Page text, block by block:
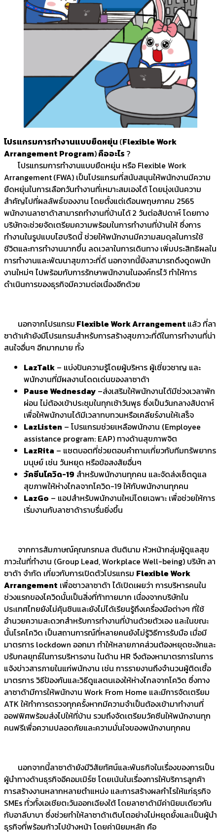
โปรแกรมการทำงานแบบยืดหยุ่น (Flexible Work
Arrangement Program)คืออะไร ?
โปรแกรมการทำงานแบบยืดหยุ่น หรือ Flexible Work
Arrangement(FWA) เป็นโปรแกรมที่สนับสนุนให้พนักงานมีความ
ยืดหยุ่นในการเลือกวันทำงานที่เหมาะสมเองได้ โดยมุ่งเน้นความ
สำคัญไปที่ผลลัพธ์ของงาน โดยตั้งแต่เดือนพฤษภาคม 2565
พนักงานลาซาด้าสามารถทำงานที่บ้านได้2 วันต่อสัปดาห์ โดยทาง
บริษัทจะช่วยจัดเตรียมความพร้อมในการทำงานที่บ้านให้ ซึ่งการ
ทำงานในรูปแบบไฮบริดนี้ ช่วยให้พนักงานมีความสมดุลในการใช้
ชีวิตและการทำงานมากขึ้น ลดเวลาในการเดินทาง เพิ่มประสิทธิผลใน
การทำงานและพัฒนาสุขภาวะที่ดี นอกจากนี้ยังสามารถดึงดูดพนัก
งานใหม่ๆ ไปพร้อมกับการรักษาพนักงานในองค์กรไว้ ทำให้การ
ดำเนินการของธุรกิจมีความต่อเนื่องอีกด้วย
นอกจากโปรแกรม Flexible Work Arrangement แล้ว ที่ลา
ซาด้าเค้ายังมีโปรแกรมสำหรับการสร้างสุขภาวะที่ดีในการทำงานที่น่า
สนใจอื่นๆ อีกมากมาย ทั้ง
LazTalk – แบ่งปันความรู้โดยผู้บริหาร ผู้เชี่ยวชาญ และ
พนักงานที่มีผลงานโดดเด่นของลาซาด้า
Pause Wednesday –ส่งเสริมให้พนักงานได้มีช่วงเวลาพัก
ผ่อน ไม่ต้องเข้าประชุมในทุกเช้าวันพุธ ซึ่งเป็นวันกลางสัปดาห์
เพื่อให้พนักงานได้มีเวลาทบทวนหรือเคลียร์งานให้เสร็จ
LazListen – โปรแกรมช่วยเหลือพนักงาน (Employee
assistance program: EAP) ทางด้านสุขภาพจิต
LazRita – แชตบอตที่ช่วยตอบคำถามเกี่ยวกับทีมทรัพยากร
มนุษย์ เช่น วันหยุด หรือข้อสงสัยอื่นๆ
วัคซีนโควิด-19 สำหรับพนักงานทุกคน และจัดส่งเซ็ตดูแล
สุขภาพให้ห่างไกลจากโควิด-19 ให้กับพนักงานทุกคน
LazGo – แอปสำหรับพนักงานใหม่โดยเฉพาะ เพื่อช่วยให้การ
เริ่มงานกับลาซาด้าราบรื่นยิ่งขึ้น
จากการสัมภาษณ์คุณกรกมล ตันตินาม หัวหน้ากลุ่มผู้ดูแลสุข
ภาวะในที่ทำงาน (Group Lead, Workplace Well-being) บริษัท ลา
ซาด้า จำกัด เกี่ยวกับการเปิดตัวโปรแกรม Flexible Work
Arrangement เพื่อชาวลาซาด้า ได้เปิดเผยว่า การบริหารคนใน
ช่วงแรกของโควิดนั้นเป็นสิ่งที่ท้าทายมาก เนื่องจากบริษัทใน
ประเทศไทยยังไม่คุ้นชินและยังไม่ได้เรียนรู้ถึงเครื่องมือต่างๆ ที่ใช้
อำนวยความสะดวกสำหรับการทำงานที่บ้านด้วยตัวเอง และในขณะ
นั้นโรคโควิด เป็นสถานการณ์ที่หลายคนยังไม่รู้วิธีการรับมือ เมื่อมี
มาตรการ lockdown ออกมา ทำให้หลายภาคส่วนต้องหยุดชะงักและ
ปรับกลยุทธ์ในการบริหารงาน ในด้าน HR จึงต้องหามาตรการในการ
แจ้งข่าวสารภายในแก่พนักงาน เช่น การรายงานถึงจำนวนผู้ติดเชื้อ
มาตรการ วิธีป้องกันและวิธีดูแลตนเองให้ห่างไกลจากโควิด ซึ่งทาง
ลาซาด้ามีการให้พนักงาน Work From Home และมีการจัดเตรียม
ATK ให้ทำการตรวจทุกครั้งหากมีความจำเป็นต้องเข้ามาทำงานที่
ออฟฟิศพร้อมส่งไปให้ที่บ้าน รวมถึงจัดเตรียมวัคซีนให้พนักงานทุก
คนฟรีเพื่อความปลอดภัยและความมั่นใจของพนักงานทุกคน
นอกจากนี้ลาซาด้ายังมีวิสัยทัศน์และพันธกิจในเรื่องของการเป็น
ผู้นำทางด้านธุรกิจอีคอมเมิร์ซ โดยเน้นในเรื่องการให้บริการลูกค้า
การสร้างงานหลากหลายตำแหน่ง และการสร้างผลกำไรให้แก่ธุรกิจ
SMEs ทั่วทั้งเอเชียตะวันออกเฉียงใต้ โดยลาซาด้ามีค่านิยมเดียวกัน
กับอาลีบาบา ซึ่งช่วยทำให้ลาซาด้าเติบโตอย่างไม่หยุดยั้งและเป็นผู้นำ
ธุรกิจที่พร้อมก้าวไปข้างหน้า โดยค่านิยมหลัก คือ